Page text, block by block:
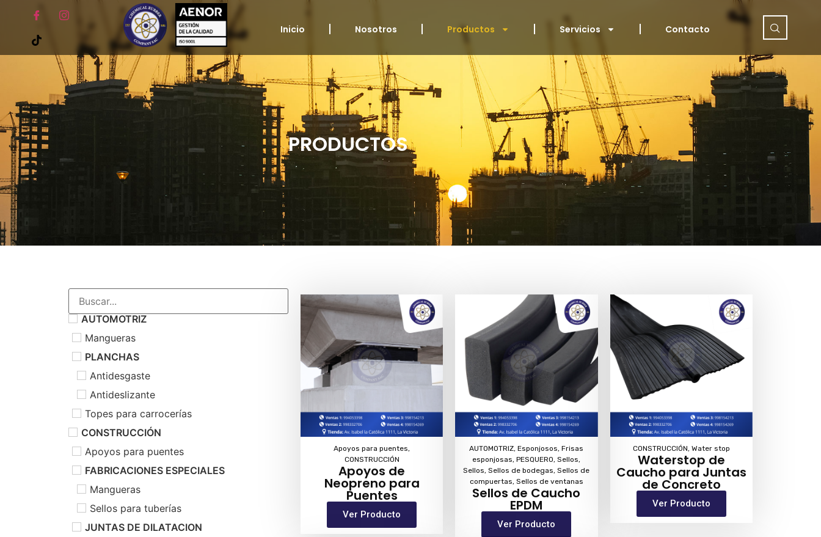
Inicio Nosotros Productos Servicios Contacto
PRODUCTOS
AUTOMOTRIZ
Mangueras
PLANCHAS
Antidesgaste
Antideslizante
Topes para carrocerías
CONSTRUCCIÓN
Apoyos para puentes
FABRICACIONES ESPECIALES
Mangueras
Sellos para tuberías
JUNTAS DE DILATACION
Apoyos para puentes,
CONSTRUCCIÓN
Apoyos de
Neopreno para
Puentes
Ver Producto
AUTOMOTRIZ,Esponjosos,Frisas
esponjosas,PESQUERO,Sellos,
Sellos,Sellos de bodegas,Sellos de
compuertas, Sellos de ventanas
Sellos de Caucho
EPDM
Ver Producto
CONSTRUCCIÓN, Water stop
Waterstop de
Caucho para Juntas
de Concreto
Ver Producto